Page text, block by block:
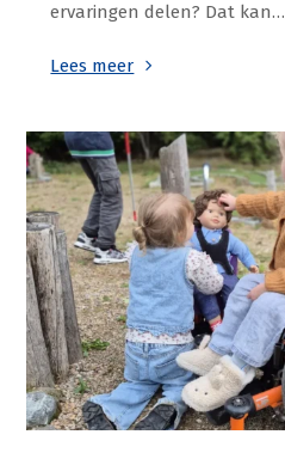
ervaringen delen? Dat kan…
Lees meer